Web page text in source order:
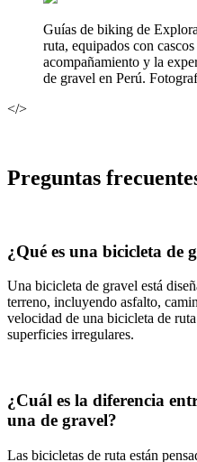
Guías de biking de
ruta, equipados con
acompañamiento y la
de gravel en Perú.
</>
Preguntas
¿Qué es una bicicleta de
Una bicicleta de gravel está
terreno, incluyendo asfalto,
velocidad de una bicicleta de
superficies irregulares.
¿Cuál es la diferencia
una de gravel?
Las bicicletas de ruta están